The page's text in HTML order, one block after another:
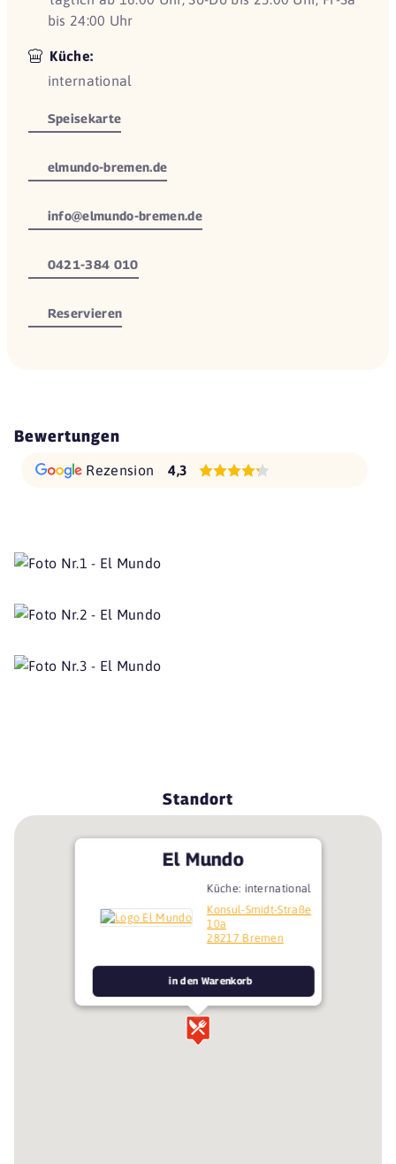
bis 24:00 Uhr
Küche:
international
Speisekarte
elmundo-bremen.de
info@elmundo-bremen.de
0421-384 010
Reservieren
Bewertungen
Rezension 4,3
Standort
El Mundo
Küche: international
Konsul-Smidt-Straße
10a
28217 Bremen
in den Warenkorb